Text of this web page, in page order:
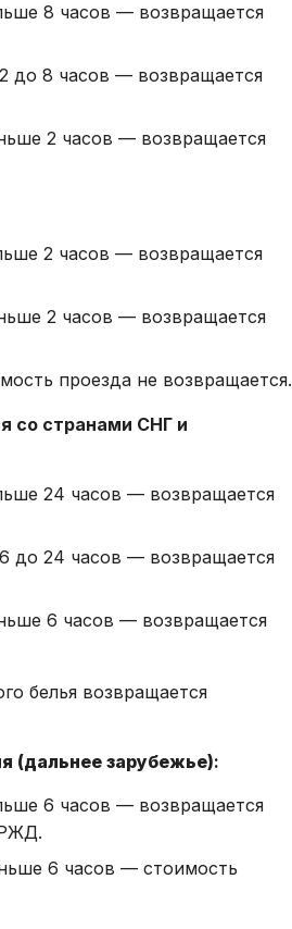
8 часов — возвращается
до 8 часов — возвращается
2 часов — возвращается
2 часов — возвращается
2 часов — возвращается
проезда не возвращается.
со странами СНГ и
24 часов — возвращается
до 24 часов — возвращается
6 часов — возвращается
белья возвращается
(дальнее зарубежье):
6 часов — возвращается
6 часов — стоимость